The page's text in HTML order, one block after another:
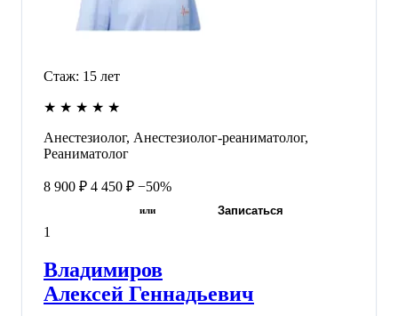
Стаж: 15 лет
★ ★ ★ ★ ★
Анестезиолог, Анестезиолог-реаниматолог,
Реаниматолог
8 900 ₽ 4 450 ₽ −50%
или Записаться
1
Владимиров
Алексей Геннадьевич